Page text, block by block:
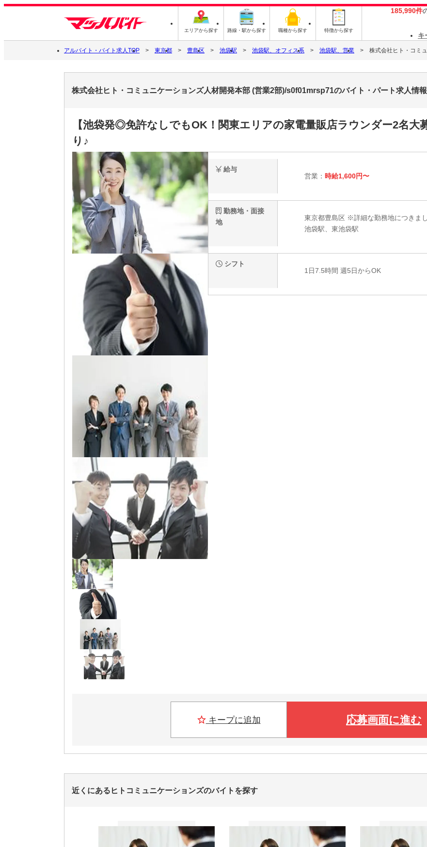
エリアから探す 路線・駅から探す 職種から探す 特徴から探す
185,990件
キ
アルバイト・バイト求人TOP 東京都 豊島区 池袋駅 池袋駅、オフィス系 池袋駅、営業 株式会社ヒト・コミ
株式会社ヒト・コミュニケーションズ人材開発本部 (営業2部)/s0f01mrsp71のバイト・パート求人情報
【池袋発◎免許なしでもOK！関東エリアの家電量販店ラウンダー2名大
り♪
給与
営業： 時給1,600円〜
勤務地・面接
地
東京都豊島区 ※詳細な勤務地につきま
池袋駅、東池袋駅
シフト
1日7.5時間 週5日からOK
キープに追加 応募画面に進む
近くにあるヒトコミュニケーションズのバイトを探す